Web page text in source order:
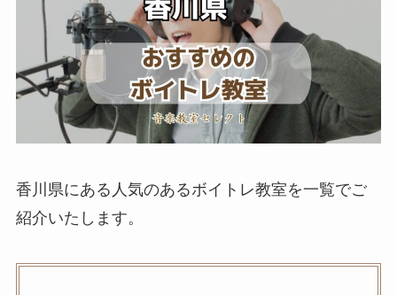
香川県にある人気のあるボイトレ教室を一覧でご
紹介いたします。